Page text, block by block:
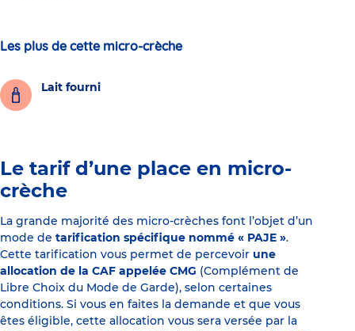
Les plus de cette micro-crèche
Lait fourni
Le tarif d’une place en micro-
crèche
La grande majorité des micro-crèches font l’objet d’un
mode de tarification spécifique nommé « PAJE ».
Cette tarification vous permet de percevoir une
allocation de la CAF appelée CMG (Complément de
Libre Choix du Mode de Garde), selon certaines
conditions. Si vous en faites la demande et que vous
êtes éligible, cette allocation vous sera versée par la